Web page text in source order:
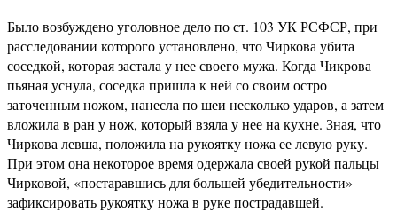
Было возбуждено уголовное дело по ст. 103 УК РСФСР, при
расследовании которого установлено, что Чиркова убита
соседкой, которая застала у нее своего мужа. Когда Чикрова
пьяная уснула, соседка пришла к ней со своим остро
заточенным ножом, нанесла по шеи несколько ударов, а затем
вложила в ран у нож, который взяла у нее на кухне. Зная, что
Чиркова левша, положила на рукоятку ножа ее левую руку.
При этом она некоторое время одержала своей рукой пальцы
Чирковой, «постаравшись для большей убедительности»
зафиксировать рукоятку ножа в руке пострадавшей.